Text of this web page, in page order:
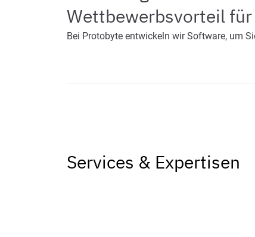
Wettbewerbsvorteil
Bei Protobyte entwickeln wir Software, um
Services & Expertisen